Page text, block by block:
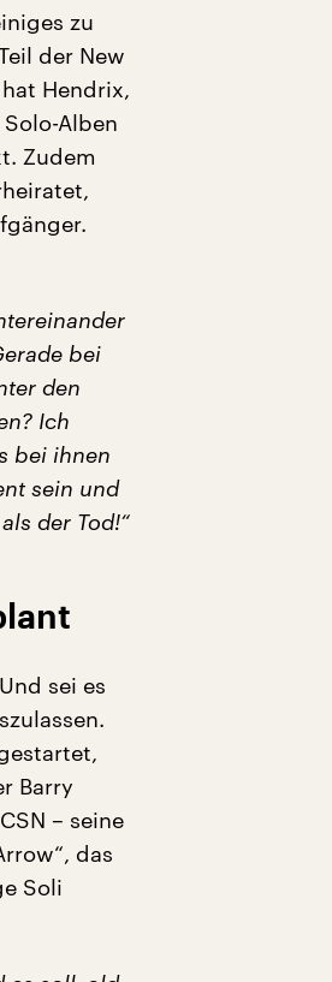
zu
der New
Hendrix,
Alben
Zudem
bei
den
Ich
bei ihnen
sein und
der Tod!“
sei es
Barry
– seine
das
Soli